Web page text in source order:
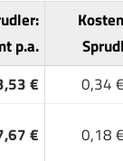
p.a.
€ 0,34
€ 0,18